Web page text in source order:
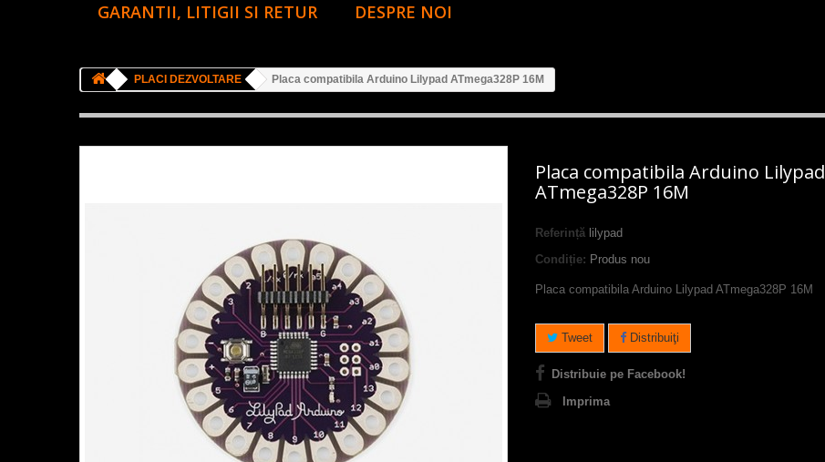
GARANTII, LITIGII SI RETUR DESPRE NOI
PLACI DEZVOLTARE Placa compatibila Arduino Lilypad ATmega328P 16M
Placa compatibila Arduino Lilypad
ATmega328P 16M
Referință lilypad
Condiție: Produs nou
Placa compatibila Arduino Lilypad ATmega328P 16M
Tweet Distribuiţi
Distribuie pe Facebook!
Imprima